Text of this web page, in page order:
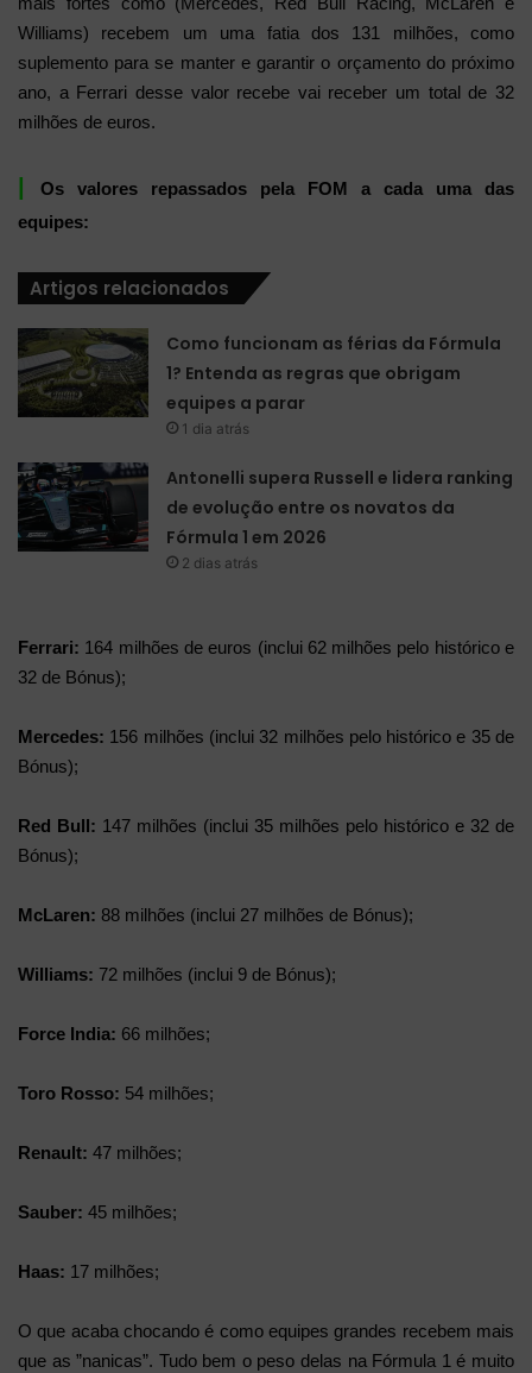
Williams) recebem um uma fatia dos 131 milhões, como
suplemento para se manter e garantir o orçamento do próximo
ano, a Ferrari desse valor recebe vai receber um total de 32
milhões de euros.
Os valores repassados pela FOM a cada uma das
equipes:
Artigos relacionados
Como funcionam as férias da Fórmula
1? Entenda as regras que obrigam
equipes a parar
1 dia atrás
Antonelli supera Russell e lidera ranking
de evolução entre os novatos da
Fórmula 1 em 2026
2 dias atrás
Ferrari: 164 milhões de euros (inclui 62 milhões pelo histórico e
32 de Bónus);
Mercedes: 156 milhões (inclui 32 milhões pelo histórico e 35 de
Bónus);
Red Bull: 147 milhões (inclui 35 milhões pelo histórico e 32 de
Bónus);
McLaren: 88 milhões (inclui 27 milhões de Bónus);
Williams: 72 milhões (inclui 9 de Bónus);
Force India: 66 milhões;
Toro Rosso: 54 milhões;
Renault: 47 milhões;
Sauber: 45 milhões;
Haas: 17 milhões;
O que acaba chocando é como equipes grandes recebem mais
que as ”nanicas”. Tudo bem o peso delas na Fórmula 1 é muito